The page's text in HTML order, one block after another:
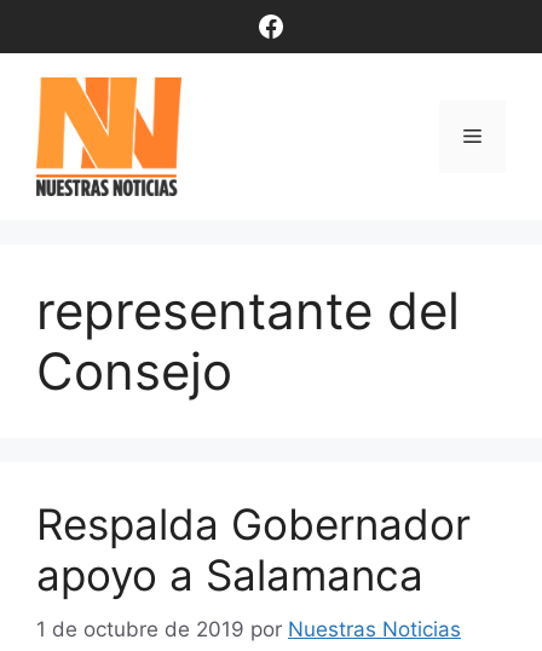
contenido
Facebook
Menú
representante del
Consejo
Respalda Gobernador
apoyo a Salamanca
1 de octubre de 2019 por Nuestras Noticias